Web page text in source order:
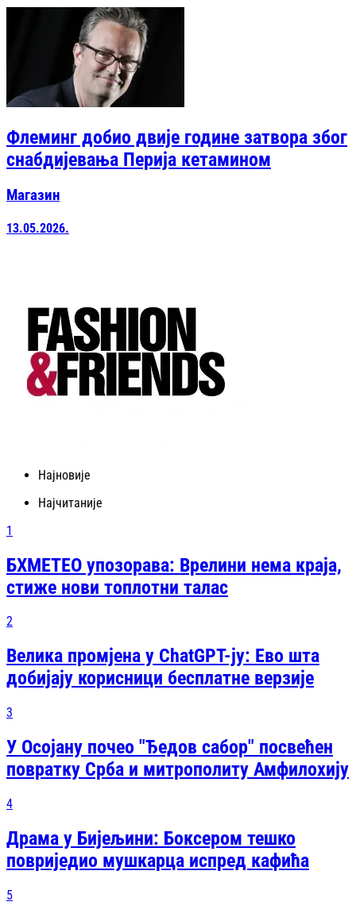
Флеминг добио двије године затвора због
снабдијевања Перија кетамином
Магазин
13.05.2026.
Најновије
Најчитаније
1
БХМЕТЕО упозорава: Врелини нема краја,
стиже нови топлотни талас
2
Велика промјена у ChatGPT-ју: Ево шта
добијају корисници бесплатне верзије
3
У Осојану почео "Ђедов сабор" посвећен
повратку Срба и митрополиту Амфилохију
4
Драма у Бијељини: Боксером тешко
повриједио мушкарца испред кафића
5